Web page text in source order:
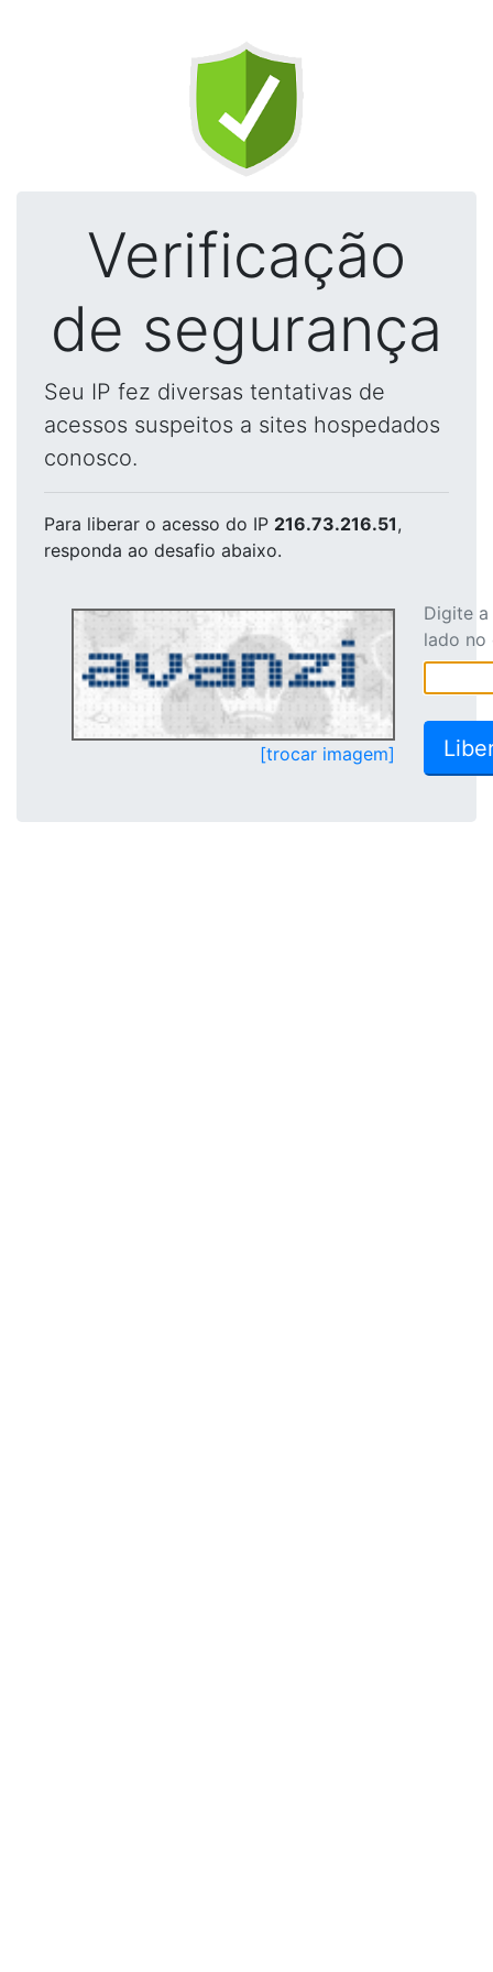
Verificação
de segurança
Seu IP fez diversas tentativas de
acessos suspeitos a sites hospedados
conosco.
Para liberar o acesso do IP 216.73.216.51,
responda ao desafio abaixo.
[trocar imagem]
Digite
lado no